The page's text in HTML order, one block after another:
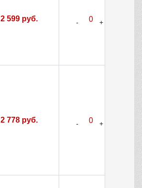
2 599 руб.
2 778 руб.